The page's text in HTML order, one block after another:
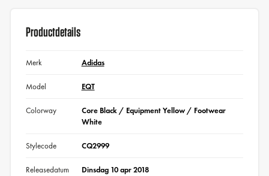
Productdetails
Merk Adidas
Model EQT
Colorway
Core Black / Equipment Yellow / Footwear
White
Stylecode CQ2999
Releasedatum Dinsdag 10 apr 2018